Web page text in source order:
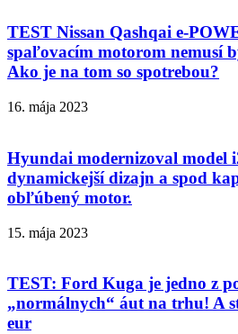
TEST Nissan Qashqai e-
spaľovacím motorom nemusí
Ako je na tom so spotrebou?
16. mája 2023
Hyundai modernizoval model
dynamickejší dizajn a spod
obľúbený motor.
15. mája 2023
TEST: Ford Kuga je jedno z
„normálnych“ áut na trhu! A
eur